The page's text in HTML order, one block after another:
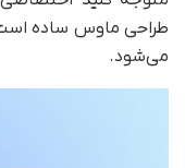
طراحی ماوس ساده است
می‌شود.